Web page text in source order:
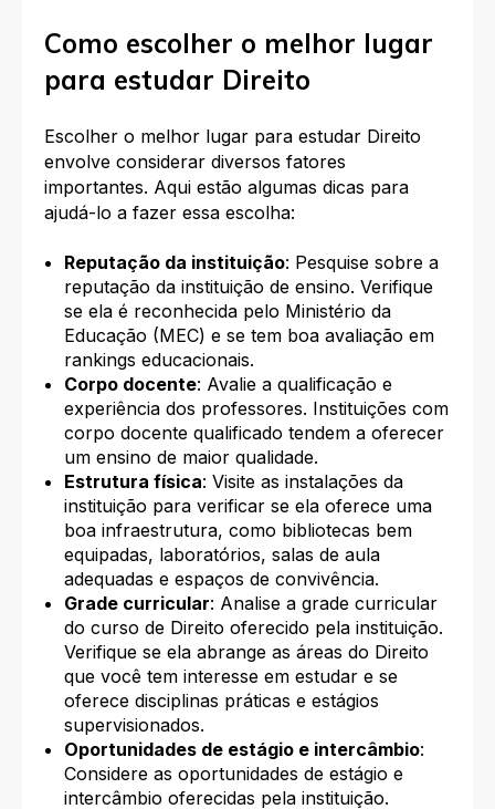
Como escolher o melhor lugar
para estudar Direito
Escolher o melhor lugar para estudar Direito
envolve considerar diversos fatores
importantes. Aqui estão algumas dicas para
ajudá-lo a fazer essa escolha:
Reputação da instituição: Pesquise sobre a
reputação da instituição de ensino. Verifique
se ela é reconhecida pelo Ministério da
Educação (MEC) e se tem boa avaliação em
rankings educacionais.
Corpo docente: Avalie a qualificação e
experiência dos professores. Instituições com
corpo docente qualificado tendem a oferecer
um ensino de maior qualidade.
Estrutura física: Visite as instalações da
instituição para verificar se ela oferece uma
boa infraestrutura, como bibliotecas bem
equipadas, laboratórios, salas de aula
adequadas e espaços de convivência.
Grade curricular: Analise a grade curricular
do curso de Direito oferecido pela instituição.
Verifique se ela abrange as áreas do Direito
que você tem interesse em estudar e se
oferece disciplinas práticas e estágios
supervisionados.
Oportunidades de estágio e intercâmbio:
Considere as oportunidades de estágio e
intercâmbio oferecidas pela instituição.